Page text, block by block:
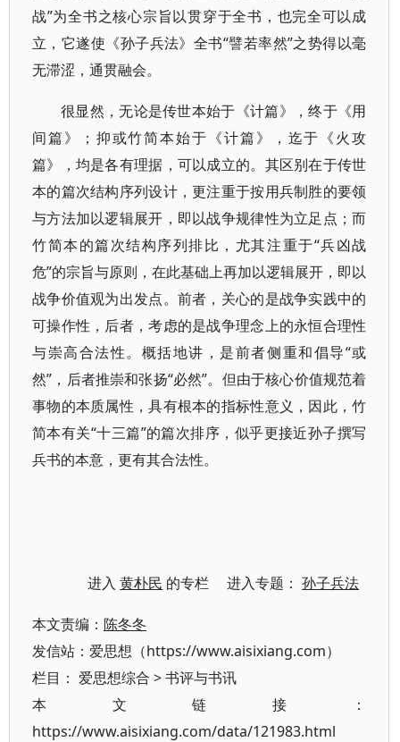
战”为全书之核心宗旨以贯穿于全书，也完全可以成
立，它遂使《孙子兵法》全书“譬若率然”之势得以毫
无滞涩，通贯融会。
很显然，无论是传世本始于《计篇》，终于《用
间篇》；抑或竹简本始于《计篇》，迄于《火攻
篇》，均是各有理据，可以成立的。其区别在于传世
本的篇次结构序列设计，更注重于按用兵制胜的要领
与方法加以逻辑展开，即以战争规律性为立足点；而
竹简本的篇次结构序列排比，尤其注重于“兵凶战
危”的宗旨与原则，在此基础上再加以逻辑展开，即以
战争价值观为出发点。前者，关心的是战争实践中的
可操作性，后者，考虑的是战争理念上的永恒合理性
与崇高合法性。概括地讲，是前者侧重和倡导“或
然”，后者推崇和张扬“必然”。但由于核心价值规范着
事物的本质属性，具有根本的指标性意义，因此，竹
简本有关“十三篇”的篇次排序，似乎更接近孙子撰写
兵书的本意，更有其合法性。
进入黄朴民 的专栏 进入专题：孙子兵法
本文责编： 陈冬冬
发信站：爱思想（https://www.aisixiang.com）
栏目： 爱思想综合 >书评与书讯
本文链接：
https://www.aisixiang.com/data/121983.html